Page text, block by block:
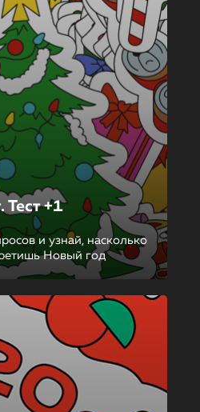
Тест +1
и узнай, насколько
Новый год